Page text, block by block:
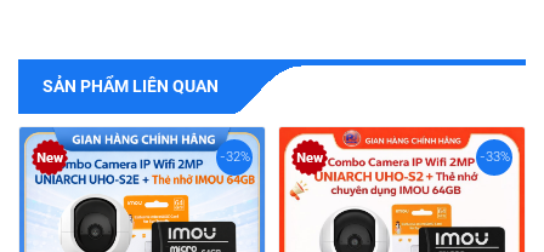
SẢN PHẨM LIÊN QUAN
-32% -33%